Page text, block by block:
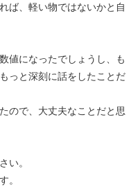
ば、軽い物ではないかと自
値になったでしょうし、も
っと深刻に話をしたことだ
ので、大丈夫なことだと思
い。
。